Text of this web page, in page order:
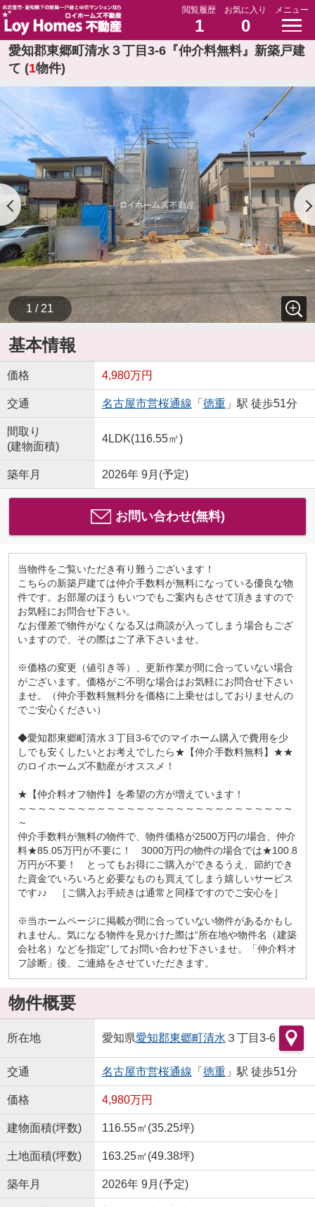
閲覧履歴
1
お気に入り
0
メニュー
愛知郡東郷町清水３丁目3-6『仲介料無料』新築戸建
て (1物件)
1 / 21
基本情報
価格 4,980万円
交通 名古屋市営桜通線 「 徳重」駅 徒歩51分
間取り
(建物面積)
4LDK(116.55㎡)
築年月 2026年 9月(予定)
お問い合わせ(無料)
当物件をご覧いただき有り難うございます！
こちらの新築戸建ては仲介手数料が無料になっている優良な物
件です。お部屋のほうもいつでもご案内もさせて頂きますので
お気軽にお問合せ下さい。
なお僅差で物件がなくなる又は商談が入ってしまう場合もござ
いますので、その際はご了承下さいませ。
※価格の変更（値引き等）、更新作業が間に合っていない場合
がございます。価格がご不明な場合はお気軽にお問合せ下さい
ませ。（仲介手数料無料分を価格に上乗せはしておりませんの
でご安心ください）
◆愛知郡東郷町清水３丁目3-6でのマイホーム購入で費用を少
しでも安くしたいとお考えでしたら★【仲介手数料無料】★★
のロイホームズ不動産がオススメ！
★【仲介料オフ物件】を希望の方が増えています！
～～～～～～～～～～～～～～～～～～～～～～～～～～～～
～
仲介手数料が無料の物件で、物件価格が2500万円の場合、仲介
料★85.05万円が不要に！ 3000万円の物件の場合では★100.8
万円が不要！ とってもお得にご購入ができるうえ、節約でき
た資金でいろいろと必要なものも買えてしまう嬉しいサービス
です♪♪ ［ご購入お手続きは通常と同様ですのでご安心を］
※当ホームページに掲載が間に合っていない物件があるかもし
れません。気になる物件を見かけた際は“所在地や物件名（建築
会社名）などを指定”してお問い合わせ下さいませ。「仲介料オ
フ診断」後、ご連絡をさせていただきます。
物件概要
所在地 愛知県愛知郡東郷町清水 ３丁目3-6
交通 名古屋市営桜通線 「 徳重」駅 徒歩51分
価格 4,980万円
建物面積(坪数) 116.55㎡(35.25坪)
土地面積(坪数) 163.25㎡(49.38坪)
築年月 2026年 9月(予定)